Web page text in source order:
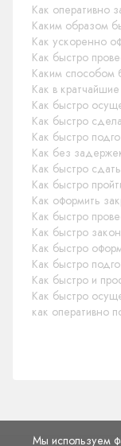
Как оперативно
Каким образом
Как ускоренно
Как быстро
Каким способом
Как в
Как быстро
Как быстро
Как быстро
Как без
Как быстро
Как быстро
Как оформить
Как быстро
Как быстро
Как быстро
Как быстро
Как быстро и
Как быстро
как оперативно
Мы используем